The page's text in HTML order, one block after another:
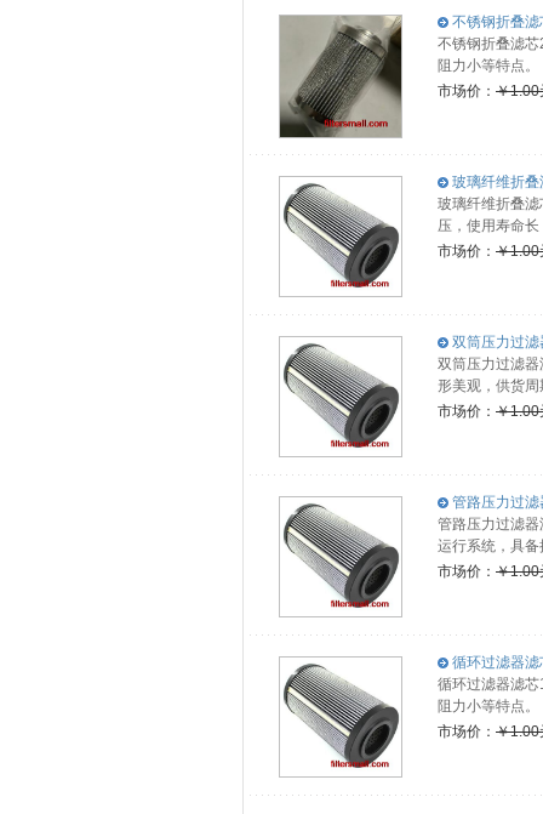
不锈钢折叠
不锈钢折叠滤
阻力小等特点。
市场价： ￥1.00
玻璃纤维折
玻璃纤维折叠
压，使用寿命
市场价： ￥1.00
双筒压力过
双筒压力过滤
形美观，供货
市场价： ￥1.00
管路压力过
管路压力过滤
运行系统，具
市场价： ￥1.00
循环过滤器
循环过滤器滤
阻力小等特点。
市场价： ￥1.00